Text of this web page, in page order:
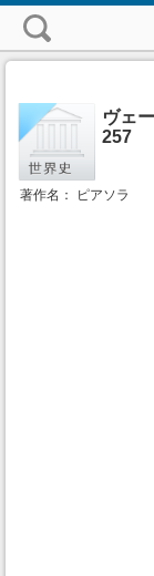
ヴェ
257
著作名： ピアソラ